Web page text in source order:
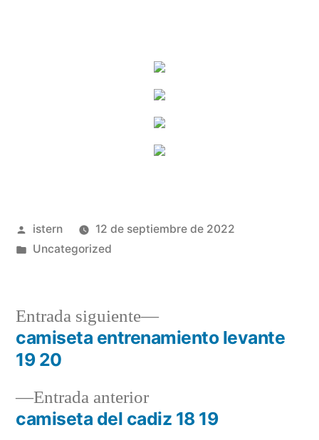
Publicado
por
istern
12 de septiembre de 2022
Publicado
Uncategorized
Navegación
entradas
Entrada anteriorEntrada
anterior:
camiseta del cadiz 18 19
Entrada siguiente
Entrada
siguiente:
camiseta entrenamiento levante
19 20